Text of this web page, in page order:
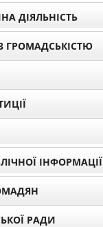
ДІЯЛЬНІСТЬ
ГРОМАДСЬКІСТЮ
ІНФОРМАЦІЇ
РАДИ